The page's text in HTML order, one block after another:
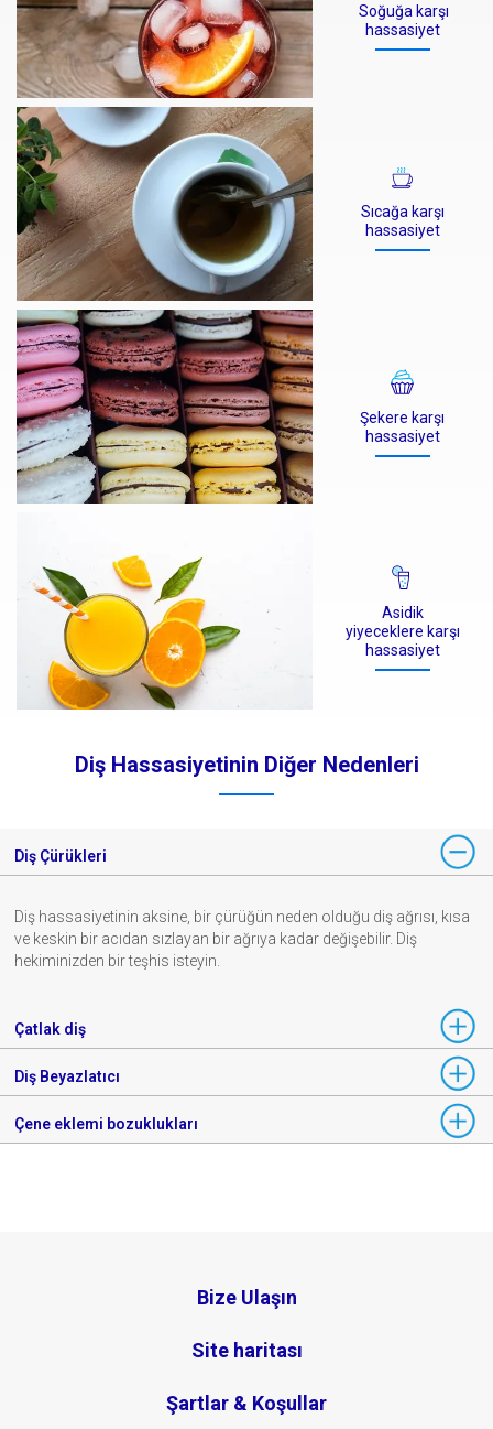
Soğuğa karşı
hassasiyet
Sıcağa karşı
hassasiyet
Şekere karşı
hassasiyet
Asidik
yiyeceklere karşı
hassasiyet
Diş Hassasiyetinin Diğer Nedenleri
Diş Çürükleri
Diş hassasiyetinin aksine, bir çürüğün neden olduğu diş ağrısı, kısa
ve keskin bir acıdan sızlayan bir ağrıya kadar değişebilir. Diş
hekiminizden bir teşhis isteyin.
Çatlak diş
Diş Beyazlatıcı
Çene eklemi bozuklukları
Bize Ulaşın
Site haritası
Şartlar & Koşullar